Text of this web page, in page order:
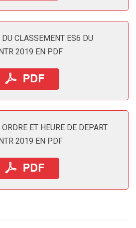
CLASSEMENT ES6 DU
2019 EN PDF
ET HEURE DE DEPART
2019 EN PDF